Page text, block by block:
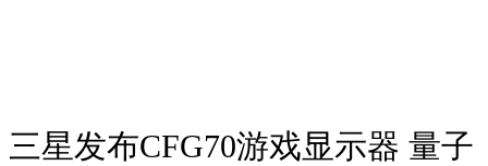
三星发布CFG70游戏显示器 量子